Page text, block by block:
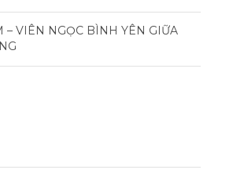
VIÊN NGỌC BÌNH YÊN GIỮA